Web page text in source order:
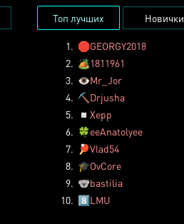
Топ лучших Новички
1. 🛑GEORGY2018
2. 🏕️1811961
3. 👁️Mr_Jor
4. ⛏️ Drjusha
5.
◽ Xepp
6. 🍀eeAnatolyee
7.
🏓Vlad54
8. 🎓OvCore
9. 🐨bastilia
10. 8️⃣LMU